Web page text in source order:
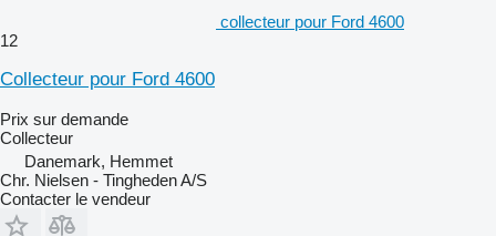
collecteur pour Ford 4600
12
Collecteur pour Ford 4600
Prix sur demande
Collecteur
Danemark, Hemmet
Chr. Nielsen - Tingheden A/S
Contacter le vendeur